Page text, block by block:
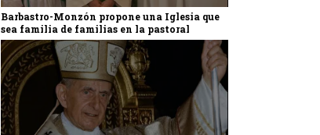
Barbastro-Monzón propone una Iglesia que
sea familia de familias en la pastoral